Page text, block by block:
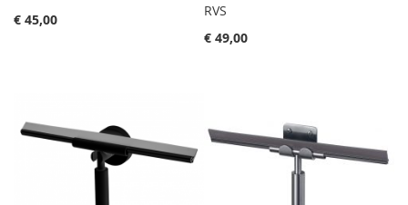
€ 45,00
RVS
€ 49,00